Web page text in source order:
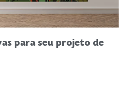
para seu projeto de